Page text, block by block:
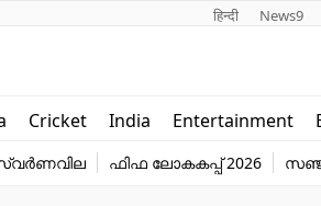
हिन्दी News9
Cricket India Entertainment
Education
ഫിഫ ലോകകപ്പ് 2026